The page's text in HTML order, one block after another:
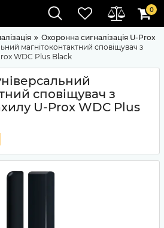
0
Охоронна сигналізація U-Prox
магнітоконтактний сповіщувач з
WDC Plus Black
сповіщувач з
U-Prox WDC Plus